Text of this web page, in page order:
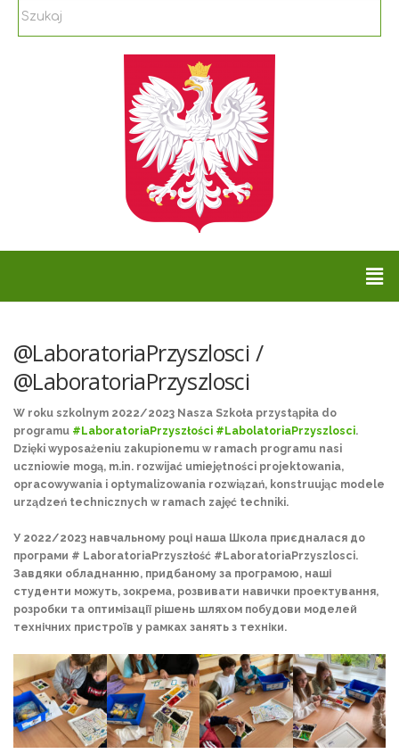
@LaboratoriaPrzyszlosci /
@LaboratoriaPrzyszlosci
W roku szkolnym 2022/2023 Nasza Szkoła przystąpiła do
programu #LaboratoriaPrzyszłości #LabolatoriaPrzyszlosci.
Dzięki wyposażeniu zakupionemu w ramach programu nasi
uczniowie mogą, m.in. rozwijać umiejętności projektowania,
opracowywania i optymalizowania rozwiązań, konstruując modele
urządzeń technicznych w ramach zajęć techniki.
У 2022/2023 навчальному році наша Школа приєдналася до
програми # LaboratoriaPrzyszłość #LaboratoriaPrzyszlosci.
Завдяки обладнанню, придбаному за програмою, наші
студенти можуть, зокрема, розвивати навички проектування,
розробки та оптимізації рішень шляхом побудови моделей
технічних пристроїв у рамках занять з техніки.